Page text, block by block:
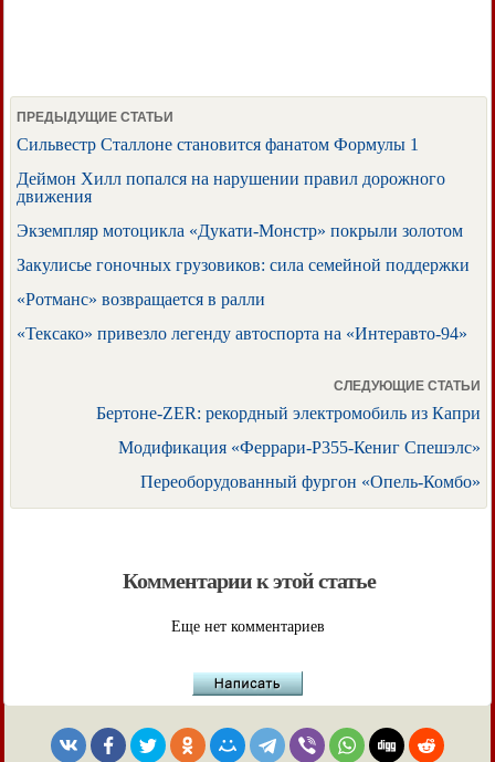
ПРЕДЫДУЩИЕ СТАТЬИ
Сильвестр Сталлоне становится фанатом Формулы 1
Деймон Хилл попался на нарушении правил дорожного
движения
Экземпляр мотоцикла «Дукати-Монстр» покрыли золотом
Закулисье гоночных грузовиков: сила семейной поддержки
«Ротманс» возвращается в ралли
«Тексако» привезло легенду автоспорта на «Интеравто-94»
СЛЕДУЮЩИЕ СТАТЬИ
Бертоне-ZER: рекордный электромобиль из Капри
Модификация «Феррари-Р355-Кениг Спешэлс»
Переоборудованный фургон «Опель-Комбо»
Комментарии к этой статье
Еще нет комментариев